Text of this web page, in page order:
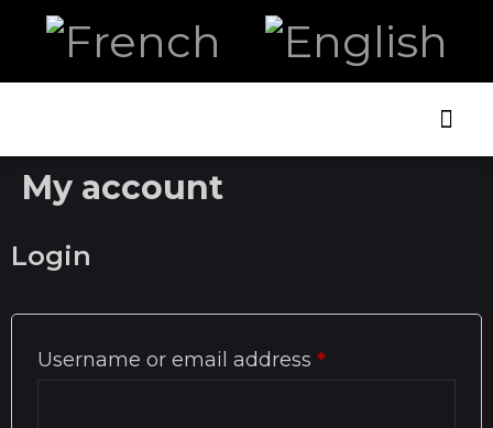
My account
Login
Username or email address *